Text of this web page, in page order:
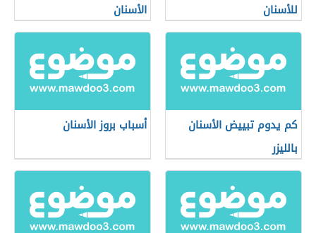
للأسنان
الأسنان
كم يدوم تبييض الأسنان
بالليزر
أسباب بروز الأسنان